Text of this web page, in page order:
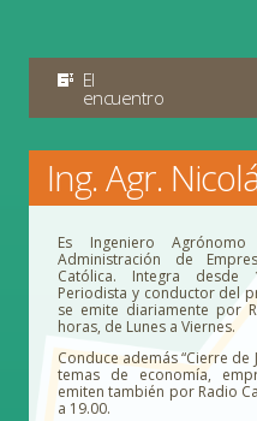
El
encuentro
Ing. Agr.
Es Ingeniero
Administración de
Católica. Integra desde
Periodista y conductor del
se emite diariamente por
horas, de Lunes a Viernes.
Conduce además “Cierre
temas de economía,
emiten también por Radio
a 19.00.